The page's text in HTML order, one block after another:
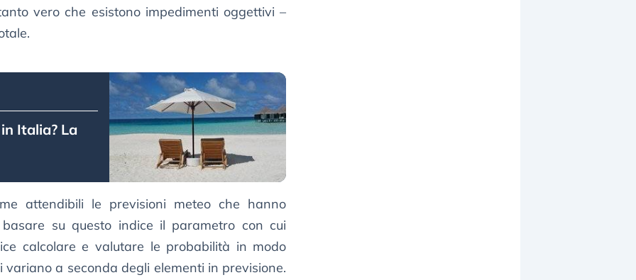
vero che esistono impedimenti oggettivi –
Italia? La
attendibili le previsioni meteo che hanno
su questo indice il parametro con cui
calcolare e valutare le probabilità in modo
a seconda degli elementi in previsione.